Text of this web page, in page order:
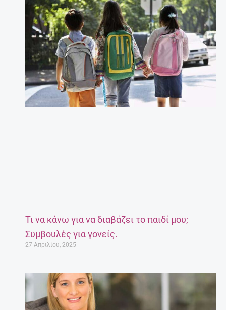
Τι να κάνω για να διαβάζει το παιδί μου;
Συμβουλές για γονείς.
27 Απριλίου, 2025